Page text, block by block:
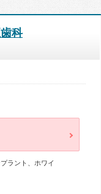
科
ラント、ホワイ